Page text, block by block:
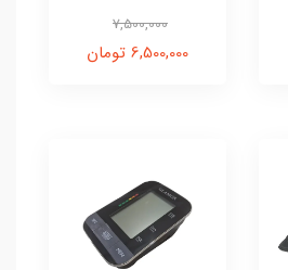
7,500,000
6,500,000 تومان